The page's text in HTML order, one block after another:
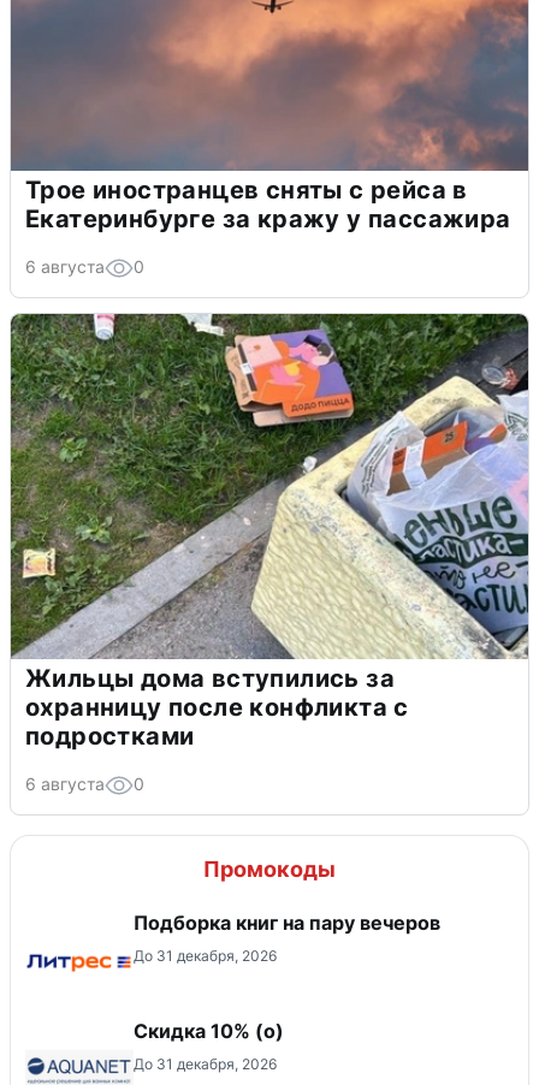
Трое иностранцев сняты с рейса в
Екатеринбурге за кражу у пассажира
6 августа 0
Жильцы дома вступились за
охранницу после конфликта с
подростками
6 августа 0
Промокоды
Подборка книг на пару вечеров
До 31 декабря, 2026
Скидка 10% (о)
До 31 декабря, 2026